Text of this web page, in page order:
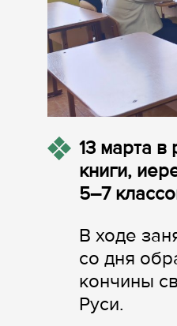
13 марта
книги,
5–7
В ходе
со дня
кончины
Руси.